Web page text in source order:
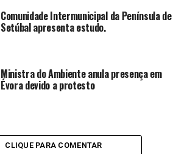
Comunidade Intermunicipal da Península de
Setúbal apresenta estudo.
Ministra do Ambiente anula presença em
Évora devido a protesto
CLIQUE PARA COMENTAR